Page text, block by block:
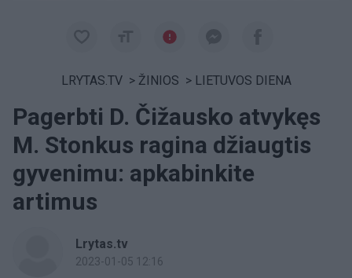
LRYTAS.TV > ŽINIOS > LIETUVOS DIENA
Pagerbti D. Čižausko atvykęs
M. Stonkus ragina džiaugtis
gyvenimu: apkabinkite
artimus
Lrytas.tv
2023-01-05 12:16